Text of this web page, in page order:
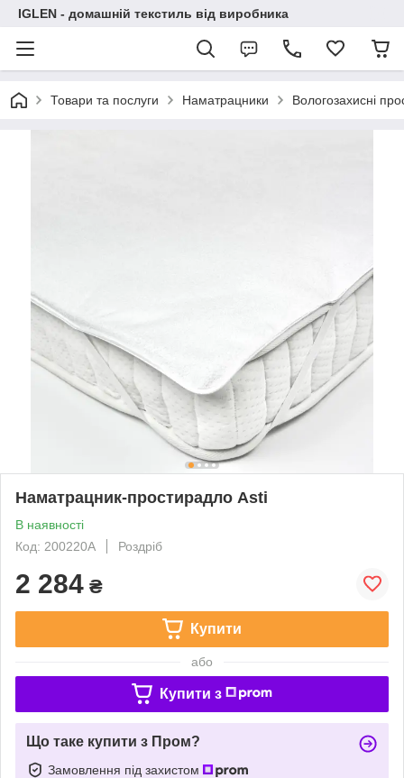
IGLEN - домашній текстиль від виробника
Товари та послуги Наматрацники Вологозахисні
Наматрацник-простирадло Asti
В наявності
Код: 200220A
Роздріб
2 284 ₴
Купити
або
Купити з
Що таке купити з Пром?
Замовлення під захистом